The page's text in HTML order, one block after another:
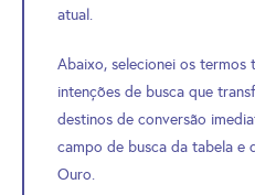
atual.
Abaixo, selecionei os termos
intenções de busca que
destinos de conversão
campo de busca da tabela e
Ouro.